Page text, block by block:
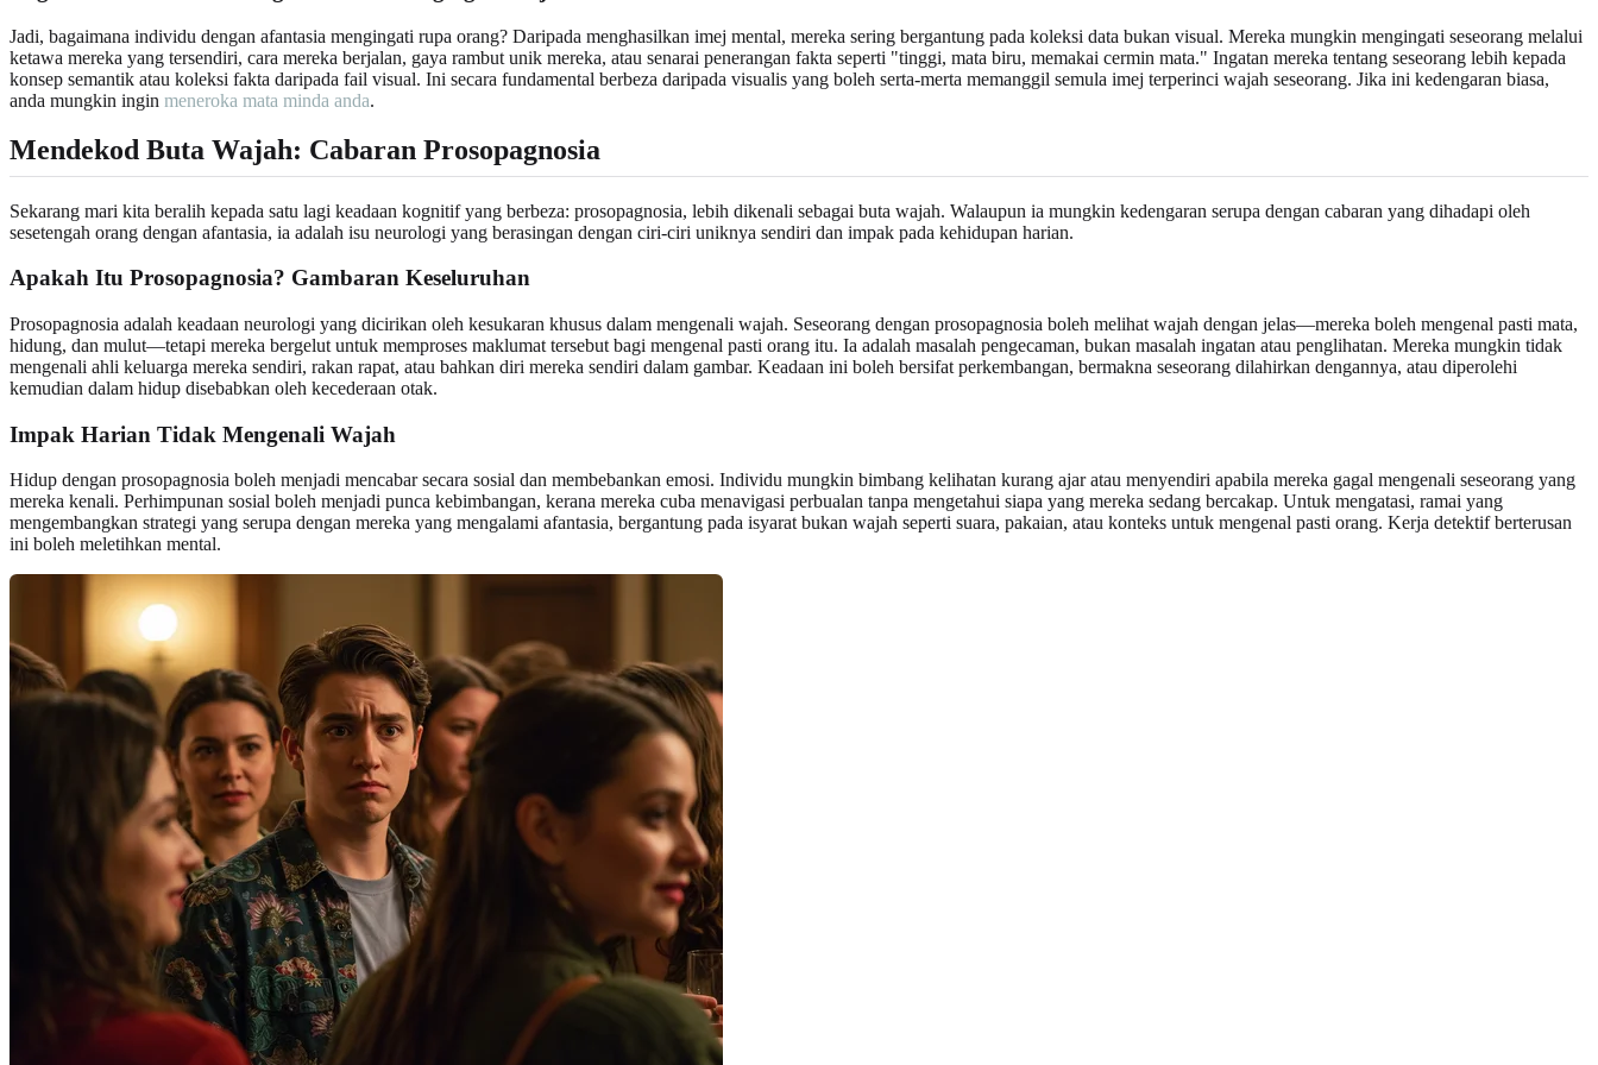
Jadi, bagaimana individu dengan afantasia mengingati rupa orang? Daripada menghasilkan imej mental, mereka sering bergantung pada koleksi data bukan visual. Mereka mungkin mengingati seseorang melalui
ketawa mereka yang tersendiri, cara mereka berjalan, gaya rambut unik mereka, atau senarai penerangan fakta seperti "tinggi, mata biru, memakai cermin mata." Ingatan mereka tentang seseorang lebih kepada
konsep semantik atau koleksi fakta daripada fail visual. Ini secara fundamental berbeza daripada visualis yang boleh serta-merta memanggil semula imej terperinci wajah seseorang. Jika ini kedengaran biasa,
anda mungkin ingin meneroka mata minda anda.
Mendekod Buta Wajah: Cabaran Prosopagnosia
Sekarang mari kita beralih kepada satu lagi keadaan kognitif yang berbeza: prosopagnosia, lebih dikenali sebagai buta wajah. Walaupun ia mungkin kedengaran serupa dengan cabaran yang dihadapi oleh
sesetengah orang dengan afantasia, ia adalah isu neurologi yang berasingan dengan ciri-ciri uniknya sendiri dan impak pada kehidupan harian.
Apakah Itu Prosopagnosia? Gambaran Keseluruhan
Prosopagnosia adalah keadaan neurologi yang dicirikan oleh kesukaran khusus dalam mengenali wajah. Seseorang dengan prosopagnosia boleh melihat wajah dengan jelas—mereka boleh mengenal pasti mata,
hidung, dan mulut—tetapi mereka bergelut untuk memproses maklumat tersebut bagi mengenal pasti orang itu. Ia adalah masalah pengecaman, bukan masalah ingatan atau penglihatan. Mereka mungkin tidak
mengenali ahli keluarga mereka sendiri, rakan rapat, atau bahkan diri mereka sendiri dalam gambar. Keadaan ini boleh bersifat perkembangan, bermakna seseorang dilahirkan dengannya, atau diperolehi
kemudian dalam hidup disebabkan oleh kecederaan otak.
Impak Harian Tidak Mengenali Wajah
Hidup dengan prosopagnosia boleh menjadi mencabar secara sosial dan membebankan emosi. Individu mungkin bimbang kelihatan kurang ajar atau menyendiri apabila mereka gagal mengenali seseorang yang
mereka kenali. Perhimpunan sosial boleh menjadi punca kebimbangan, kerana mereka cuba menavigasi perbualan tanpa mengetahui siapa yang mereka sedang bercakap. Untuk mengatasi, ramai yang
mengembangkan strategi yang serupa dengan mereka yang mengalami afantasia, bergantung pada isyarat bukan wajah seperti suara, pakaian, atau konteks untuk mengenal pasti orang. Kerja detektif berterusan
ini boleh meletihkan mental.